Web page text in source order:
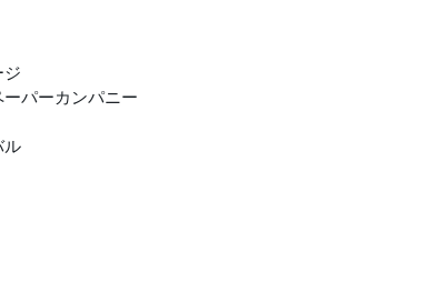
パーカンパニー
ル